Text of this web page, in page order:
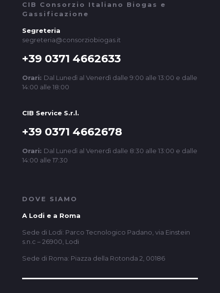
CIB Consorzio Italiano Biogas e
Gassificazione
Segreteria
segreteria@consorziobiogas.it
+39 0371 4662633
Orari: Dal Lunedì al Venerdì dalle 9:00 alle 13:00 e dalle
14:00 alle 18:00
CIB Service S.r.l.
+39 0371 4662678
Orari: Dal Lunedì al Venerdì dalle 8:30 alle 13:00 e dalle
14:00 alle 17:30
DOVE SIAMO
A Lodi e a Roma
Sede di Lodi: Parco Tecnologico Padano, via Einstein
s.n.c – 26900, Lodi
Sede di Roma: Piazza della Rotonda 2, 00186